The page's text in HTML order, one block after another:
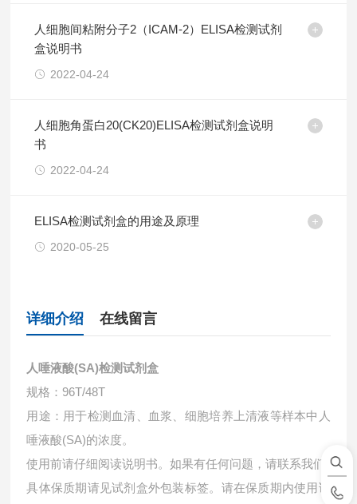
人细胞间粘附分子2（ICAM-2）ELISA检测试剂
盒说明书
2022-04-24
人细胞角蛋白20(CK20)ELISA检测试剂盒说明
书
2022-04-24
ELISA检测试剂盒的用途及原理
2020-05-25
详细介绍 在线留言
人唾液酸(SA)检测试剂盒
规格：96T/48T
用途：用于检测血清、血浆、细胞培养上清液等样本中 人
唾液酸(SA)的浓度。
使用前请仔细阅读说明书。如果有任何问题，请联系我们
具体保质期请见试剂盒外包装标签。请在保质期内使用试